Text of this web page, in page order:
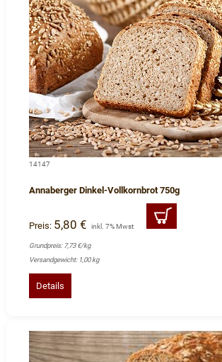
14147
Annaberger Dinkel-Vollkornbrot 750g
Preis: 5,80 € inkl. 7% Mwst
Grundpreis: 7,73 €/kg
Versandgewicht: 1,00 kg
Details